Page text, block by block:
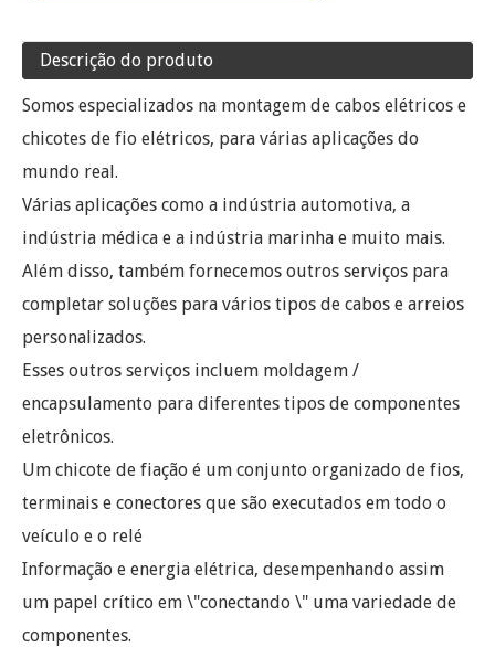
Descrição do produto
Somos especializados na montagem de cabos elétricos e
chicotes de fio elétricos, para várias aplicações do
mundo real.
Várias aplicações como a indústria automotiva, a
indústria médica e a indústria marinha e muito mais.
Além disso, também fornecemos outros serviços para
completar soluções para vários tipos de cabos e arreios
personalizados.
Esses outros serviços incluem moldagem /
encapsulamento para diferentes tipos de componentes
eletrônicos.
Um chicote de fiação é um conjunto organizado de fios,
terminais e conectores que são executados em todo o
veículo e o relé
Informação e energia elétrica, desempenhando assim
um papel crítico em \"conectando \" uma variedade de
componentes.